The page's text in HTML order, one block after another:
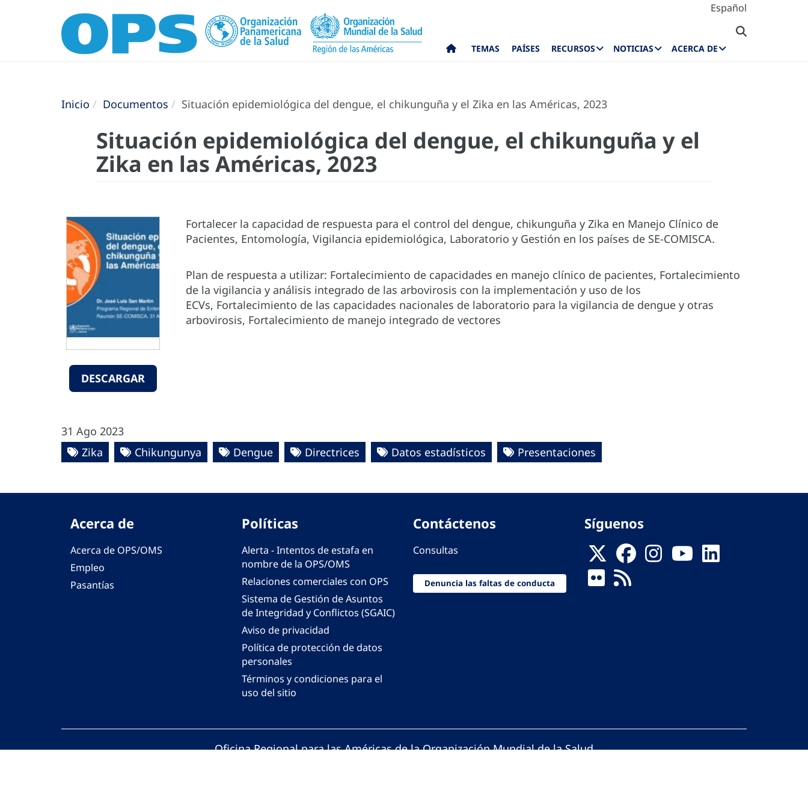
Español
TEMAS PAÍSES RECURSOS NOTICIAS ACERCA DE
Inicio Documentos Situación epidemiológica del dengue, el chikunguña y el Zika en las Américas, 2023
Situación epidemiológica del dengue, el chikunguña y el
Zika en las Américas, 2023
DESCARGAR
Fortalecer la capacidad de respuesta para el control del dengue, chikunguña y Zika en Manejo Clínico de
Pacientes, Entomología, Vigilancia epidemiológica, Laboratorio y Gestión en los países de SE-COMISCA.
Plan de respuesta a utilizar: Fortalecimiento de capacidades en manejo clínico de pacientes, Fortalecimiento
de la vigilancia y análisis integrado de las arbovirosis con la implementación y uso de los
ECVs, Fortalecimiento de las capacidades nacionales de laboratorio para la vigilancia de dengue y otras
arbovirosis, Fortalecimiento de manejo integrado de vectores
31 Ago 2023
Zika
Chikungunya Dengue Directrices Datos estadísticos Presentaciones
Acerca de
Acerca de OPS/OMS
Empleo
Pasantías
Políticas
Alerta - Intentos de estafa en
nombre de la OPS/OMS
Relaciones comerciales con OPS
Sistema de Gestión de Asuntos
de Integridad y Conflictos (SGAIC)
Aviso de privacidad
Política de protección de datos
personales
Términos y condiciones para el
uso del sitio
Contáctenos
Consultas
Denuncia las faltas de conducta
Síguenos
Oficina Regional para las Américas de la Organización Mundial de la Salud